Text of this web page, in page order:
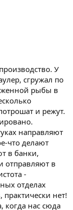
У
сгружал по
рыбы в
и режут.
направляют
что делают
в банки,
отправляют в
-
отделах
нет!
когда нас сюда